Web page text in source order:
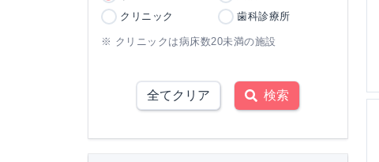
クリニック
歯科診療所
※ クリニックは病床数20未満の施設
全てクリア 検索